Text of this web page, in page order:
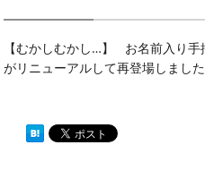
【むかしむかし…】 お名前入り
がリニューアルして再登場しまし